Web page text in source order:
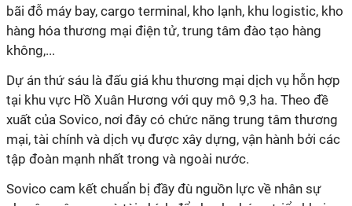
bãi đỗ máy bay, cargo terminal, kho lạnh, khu logistic, kho
hàng hóa thương mại điện tử, trung tâm đào tạo hàng
không,...
Dự án thứ sáu là đấu giá khu thương mại dịch vụ hỗn hợp
tại khu vực Hồ Xuân Hương với quy mô 9,3 ha. Theo đề
xuất của Sovico, nơi đây có chức năng trung tâm thương
mại, tài chính và dịch vụ được xây dựng, vận hành bởi các
tập đoàn mạnh nhất trong và ngoài nước.
Sovico cam kết chuẩn bị đầy đù nguồn lực về nhân sự